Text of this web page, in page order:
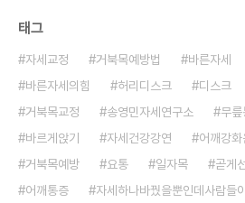
태그
자세교정 거북목예방법 바른자세
바른자세의힘
허리디스크 디스크
거북목교정
송영민자세연구소 무
바르게앉기
자세건강강연 어깨강
거북목예방
요통 일자목 곧게
어깨통증
자세하나바꿨을뿐인데사람들